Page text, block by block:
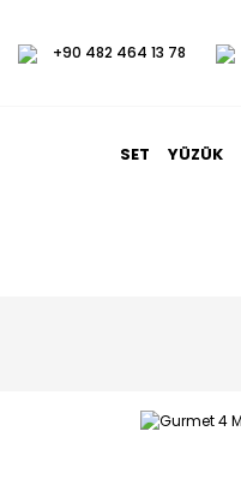
+90 482 464 13 78
SET YÜZÜK